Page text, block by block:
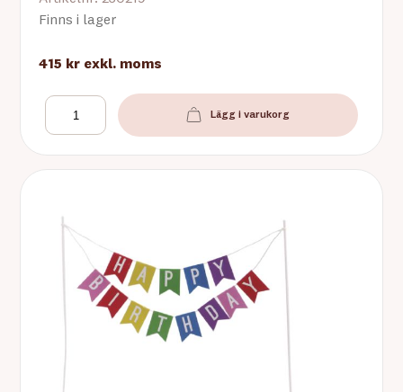
Finns i lager
415 kr exkl. moms
Lägg i varukorg